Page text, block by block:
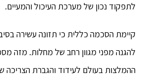
לתפקוד נכון של מערכת העיכול והמעיים.
קיימת הסכמה כללית כי תזונה עשירה
להגנה מפני מגוון רחב של מחלות. מזה
ההמלצות בעולם לעידוד והגברת הצריכה